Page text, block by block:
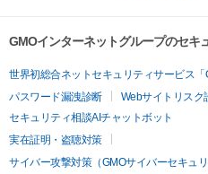
GMOインターネットグループのセキ
世界初総合ネットセキュリティサービス「
パスワード漏洩診断
Webサイトリスク
セキュリティ相談AIチャットボット
実在証明・盗聴対策
サイバー攻撃対策（GMOサイバーセキュリ